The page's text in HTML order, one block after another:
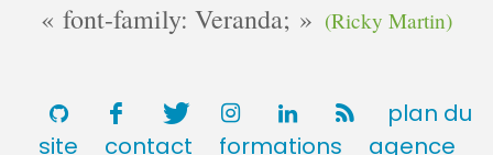
font-family: Veranda; (Ricky Martin)
plan du
site
contact formations agence